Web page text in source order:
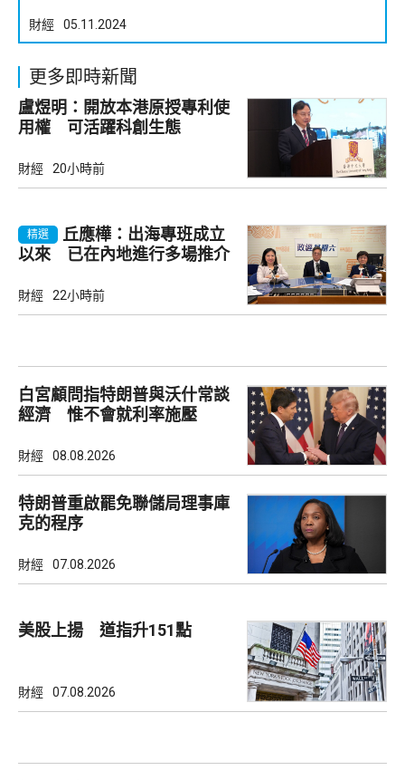
財經 05.11.2024
更多即時新聞
盧煜明：開放本港原授專利使
用權 可活躍科創生態
財經 20小時前
精選
丘應樺：出海專班成立
以來 已在內地進行多場推介
財經 22小時前
白宮顧問指特朗普與沃什常談
經濟 惟不會就利率施壓
財經 08.08.2026
特朗普重啟罷免聯儲局理事庫
克的程序
財經 07.08.2026
美股上揚 道指升151點
財經 07.08.2026